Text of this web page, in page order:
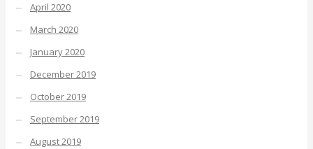
April 2020
March 2020
January 2020
December 2019
October 2019
September 2019
August 2019